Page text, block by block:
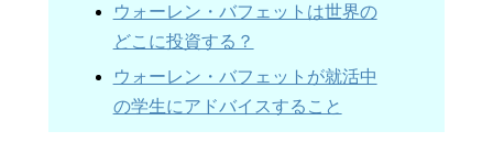
ウォーレン・バフェットは世界の
どこに投資する？
ウォーレン・バフェットが就活中
の学生にアドバイスすること